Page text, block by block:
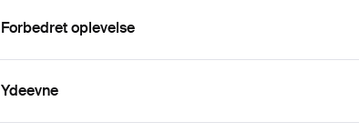
Forbedret oplevelse
Ydeevne